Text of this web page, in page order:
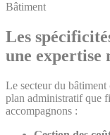
Bâtiment
Les
une expertise
Le secteur du
plan administratif que
accompagnons :